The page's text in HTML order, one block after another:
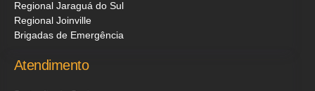
Regional Jaraguá do Sul
Regional Joinville
Brigadas de Emergência
Atendimento